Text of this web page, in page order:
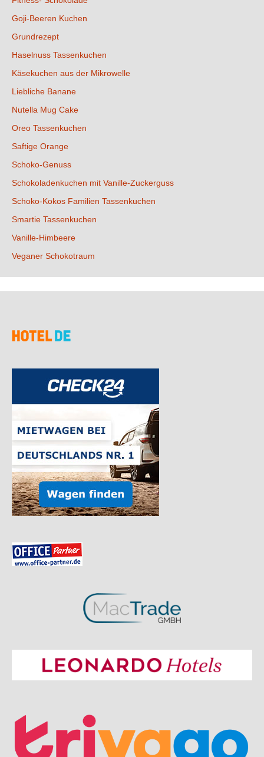
Goji-Beeren Kuchen
Grundrezept
Haselnuss Tassenkuchen
Käsekuchen aus der Mikrowelle
Liebliche Banane
Nutella Mug Cake
Oreo Tassenkuchen
Saftige Orange
Schoko-Genuss
Schokoladenkuchen mit Vanille-Zuckerguss
Schoko-Kokos Familien Tassenkuchen
Smartie Tassenkuchen
Vanille-Himbeere
Veganer Schokotraum